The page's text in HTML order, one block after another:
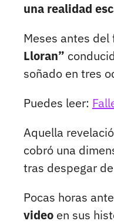
una realidad
Meses antes
Lloran”
soñado en tres
Puedes leer:
Aquella
cobró una
tras despegar
Pocas horas
video en sus